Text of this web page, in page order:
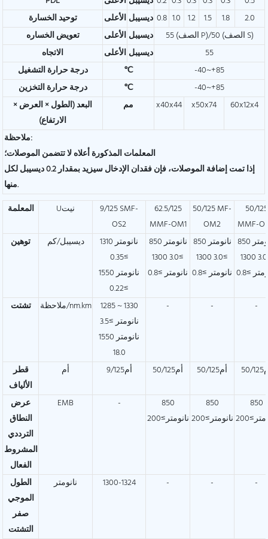
توحيد الخسارة
الأعلى ديسيبل 0.8 1.0 1.2 1.5 1.8
2.0
تعويض الخساره
الأعلى ديسيبل
55 (الصف P)/50 (الصف S)
الاتجاه
الأعلى ديسيبل
55
درجة حرارة التشغيل
℃
-40~+85
درجة حرارة التخزين
℃
-40~+85
البعد (الطول × العرض ×
الارتفاع)
مم x40x44 x50x74 60x12x4
ملاحظة:
المعلمات المذكورة أعلاه لا تتضمن الموصلات؛
إذا تمت إضافة الموصلات، فإن فقدان الإدخال سيزيد بمقدار 0.2 ديسيبل لكل
منها.
المعلمة
Uنيت
9/125 SMF-
OS2
62.5/125
MMF-OM1
50/125 MF-
OM2
50/125
MMF-
توهين
ديسيبل/كم
1310 نانومتر
≥0.35
1550 نانومتر
≥0.22
850 نانومتر
≥3.0 1300
نانومتر ≥0.8
850 نانومتر
≥3.0 1300
نانومتر ≥0.8
850 نانومتر
≥3.0 1300
≥0.8
تشتت ملاحظة/nm.km
1285 ~ 1330
نانومتر ≥3.5
1550 نانومتر
18.0
- - -
قطر
الألياف
أم أم9/125 أم50/125 أم50/125
عرض
النطاق
الترددي
المشروط
الفعال
EMB -
850
نانومتر≥200
850
نانومتر≥200
850
الطول
الموجي
صفر
التشتت
نانومتر 1300-1324 - - -